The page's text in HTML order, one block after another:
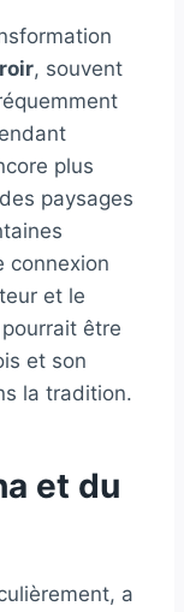
, souvent
plus
paysages
connexion
et le
pourrait être
et son
la tradition.
et du
a